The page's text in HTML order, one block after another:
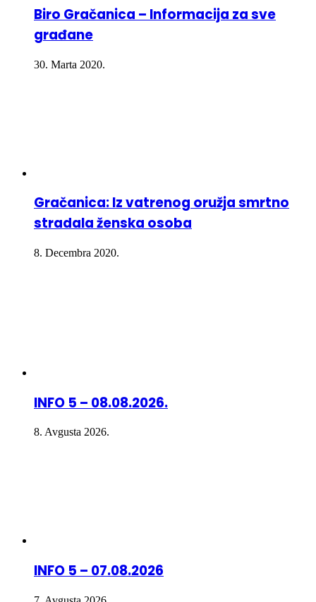
Biro Gračanica – Informacija za sve
građane
30. Marta 2020.
Gračanica: Iz vatrenog oružja smrtno
stradala ženska osoba
8. Decembra 2020.
INFO 5 – 08.08.2026.
8. Avgusta 2026.
INFO 5 – 07.08.2026